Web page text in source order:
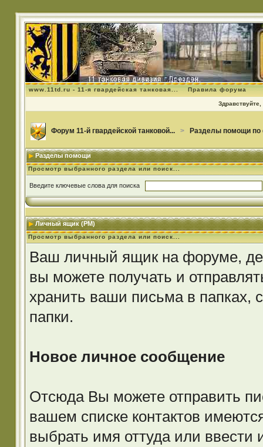
www.11td.ru - 11-я гвардейская танковая... Правила форума
Здравствуйте,
Форум 11-й гвардейской танковой... > Разделы помощи
Разделы помощи
Просмотр выбранного раздела или поиск...
Введите ключевые слова для поиска
Личный ящик (PM)
Просмотр выбранного раздела или поиск...
Ваш личный ящик на форуме,
вы можете получать и
хранить ваши письма в папках,
папки.
Новое личное сообщение
Отсюда Вы можете отправить
вашем списке контактов
выбрать имя оттуда или